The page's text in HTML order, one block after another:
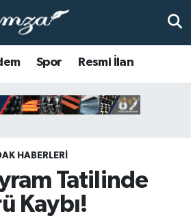
Spor Resmi İlan
HABERLERI
Tatilinde
Kaybı!
Durumu
ve Fikstür